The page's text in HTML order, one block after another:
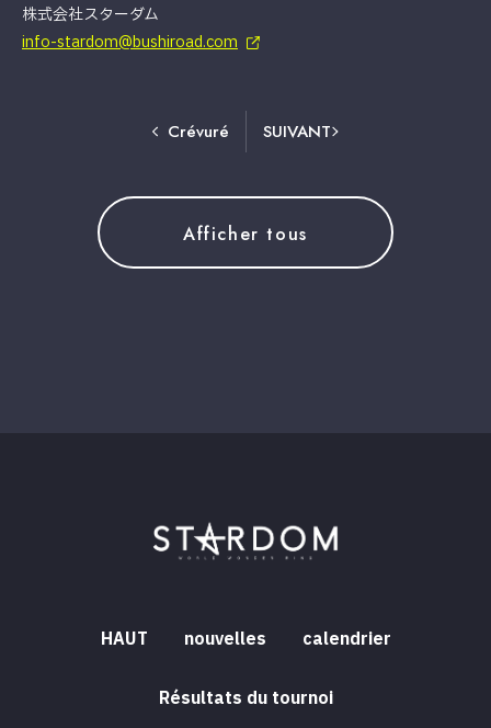
株式会社スターダム
info-stardom@bushiroad.com
Crévuré SUIVANT
Afficher tous
HAUT nouvelles calendrier
Résultats du tournoi